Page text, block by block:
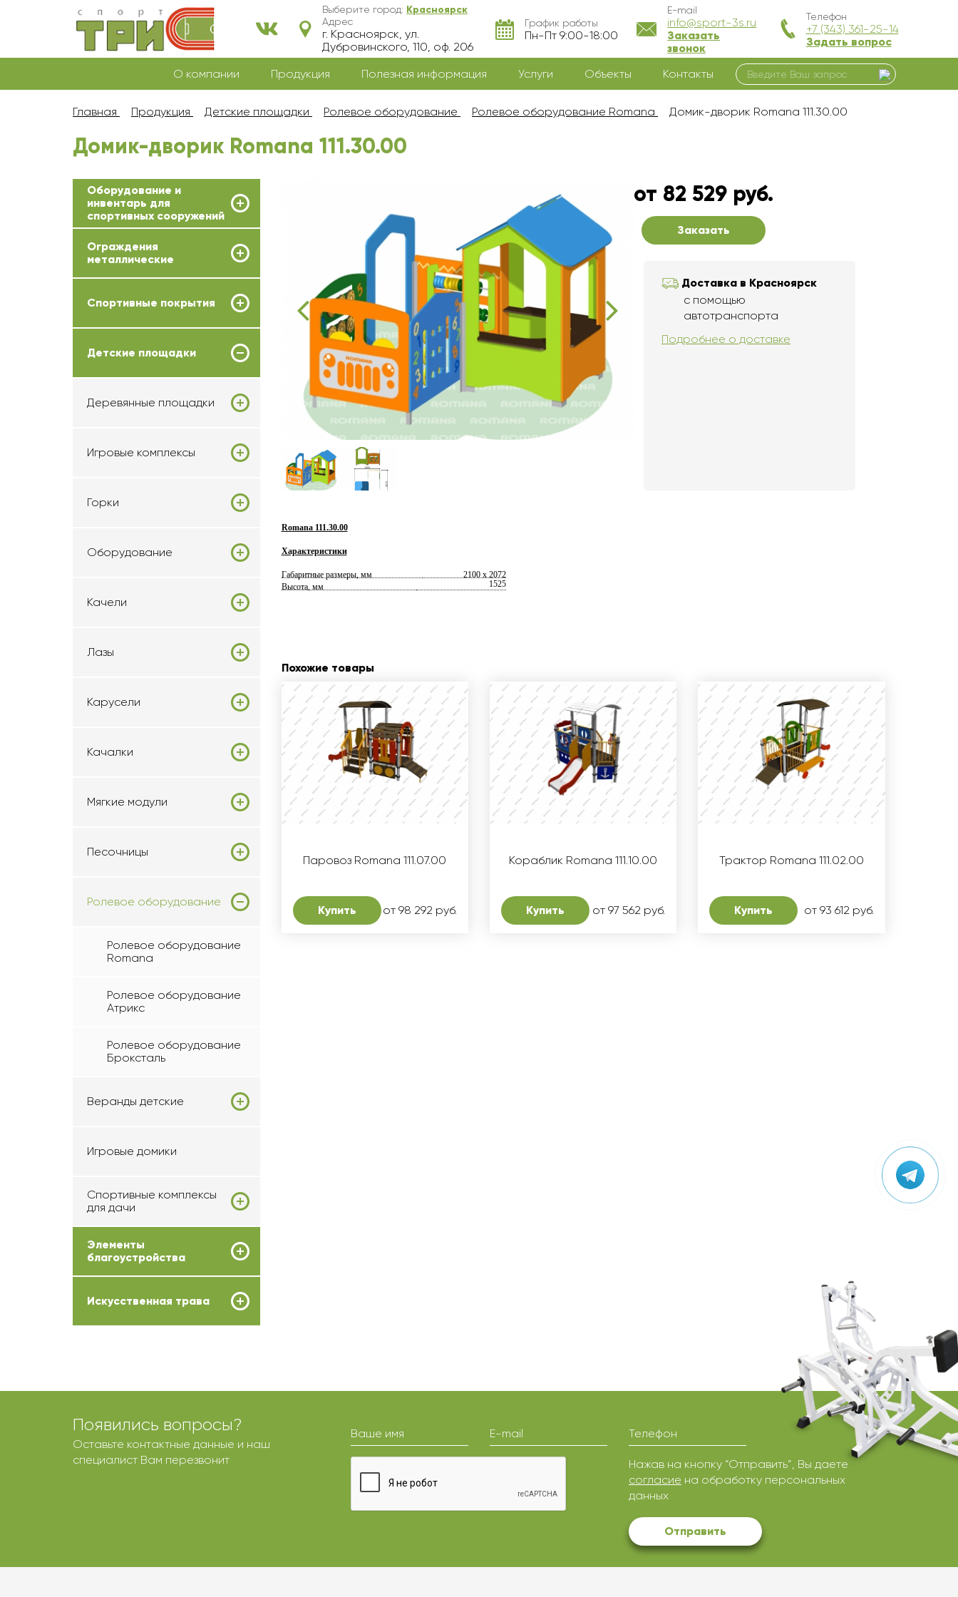
Выберите город: Красноярск
Адрес
г. Красноярск, ул.
Дубровинского, 110, оф. 206
График работы
Пн-Пт 9:00-18:00
E-mail
info@sport-3s.ru
Заказать
звонок
Телефон
+7 (343) 361-25-14
Задать вопрос
О компании Продукция Полезная информация Услуги Объекты Контакты
Главная Продукция Детские площадки Ролевое оборудование Ролевое оборудование Romana Домик-дворик Romana 111.30.00
Домик-дворик Romana 111.30.00
Оборудование и
инвентарь для
спортивных сооружений
Ограждения
металлические
Спортивные покрытия
Детские площадки
Деревянные площадки
Игровые комплексы
Горки
Оборудование
Качели
Лазы
Карусели
Качалки
Мягкие модули
Песочницы
Ролевое оборудование
Ролевое оборудование
Romana
Ролевое оборудование
Атрикс
Ролевое оборудование
Броксталь
Веранды детские
Игровые домики
Спортивные комплексы
для дачи
Элементы
благоустройства
Искусственная трава
от 82 529 руб.
Заказать
Доставка в Красноярск
с помощью
автотранспорта
Подробнее о доставке
Romana 111.30.00
Характеристики
Габаритные размеры, мм
2100 х 2072
Высота, мм
1525
Похожие товары
Паровоз Romana 111.07.00
Купить от 98 292 руб.
Кораблик Romana 111.10.00
Купить от 97 562 руб.
Трактор Romana 111.02.00
Купить от 93 612 руб.
Появились вопросы?
Оставьте контактные данные и наш
специалист Вам перезвонит
Ваше имя E-mail Телефон
Нажав на кнопку “Отправить”, Вы даете
согласие на обработку персональных
данных
Отправить